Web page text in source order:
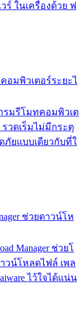
ในเครื่องด้วย ฟ
อมพิวเตอร์ระยะไ
รมรีโมทคอมพิวเต
วดเร็มไม่มีกระตุ
ยแบบเดียวกับที่ใ
ช่วยดาวน์โห
Manager ช่วยโ
วน์โหลดไฟล์ เพล
ไว้ใจได้แน่น